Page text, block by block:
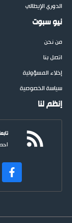
الدوري الإيطالي
نيو سبوت
من نحن
اتصل بنا
إخلاء المسؤولية
سياسة الخصوصية
إنظم لنا